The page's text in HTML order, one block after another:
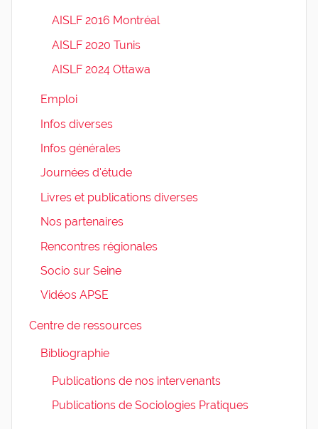
AISLF 2016 Montréal
AISLF 2020 Tunis
AISLF 2024 Ottawa
Emploi
Infos diverses
Infos générales
Journées d'étude
Livres et publications diverses
Nos partenaires
Rencontres régionales
Socio sur Seine
Vidéos APSE
Centre de ressources
Bibliographie
Publications de nos intervenants
Publications de Sociologies Pratiques